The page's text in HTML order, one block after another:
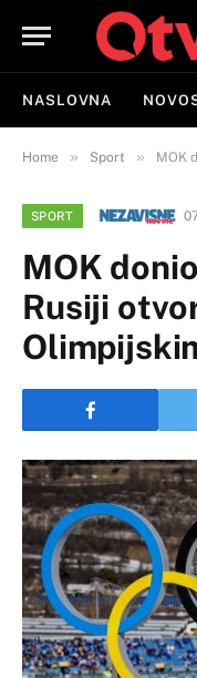
NASLOVNA
Home » Sport » MOK
SPORT
MOK
Rusiji